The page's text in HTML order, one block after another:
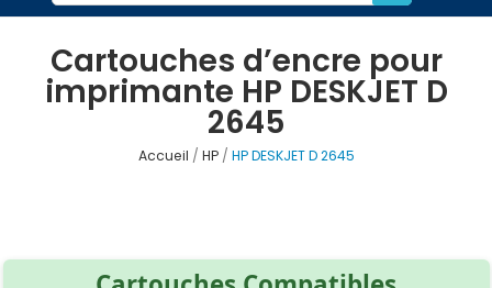
Cartouches d’encre pour
imprimante HP DESKJET D
2645
Accueil HP HP DESKJET D 2645